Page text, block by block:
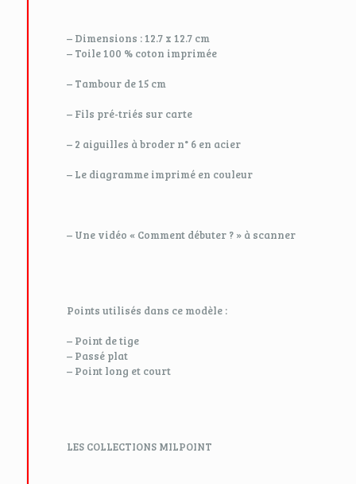
– Dimensions : 12.7 x 12.7 cm
– Toile 100 % coton imprimée
– Tambour de 15 cm
– Fils pré-triés sur carte
– 2 aiguilles à broder n° 6 en acier
– Le diagramme imprimé en couleur
– Une vidéo « Comment débuter ? » à scanner
Points utilisés dans ce modèle :
– Point de tige
– Passé plat
– Point long et court
LES COLLECTIONS MILPOINT